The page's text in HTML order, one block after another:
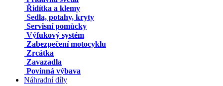
Řidítka a klemy
Sedla, potahy, kryty
Servisní pomůcky
Výfukový systém
Zabezpečení motocyklu
Zrcátka
Zavazadla
Povinná výbava
Náhradní díly